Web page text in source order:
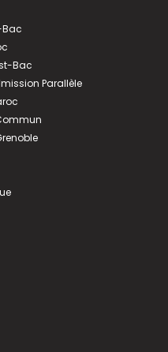
Bac
Bac
Parallèle